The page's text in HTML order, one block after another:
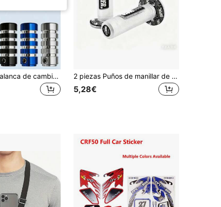
Cubierta de palanca de cambios de aleación de aluminio CNC para motocicleta - Ajuste universal, apta para la mayoría de las motocicletas, duradera y resistente al desgaste, diseño antideslizante, protectora y decorativa, fácil instalación, aplicable para transmisión manual y automática, tratamiento superficial premium, ligera y resistente, mejora el estilo y el rendimiento de su motocicleta 2 piezas Puños de manillar de motocicleta universales transparentes y multicolor, aptos para ATV, motocicletas todoterreno ProTaper y accesorios ProTapered, envoltura del acelerador antideslizante, compatible con Kawasaki, Suzuki, KTM, EXC SX YZF CRF, puños de manillar de motocicleta, manillares de motocicleta, puños del acelerador de motocicleta, manijas de motocicleta, puños de motocicleta, accesorios de motocicleta, puños de manillar Domino
5,28€